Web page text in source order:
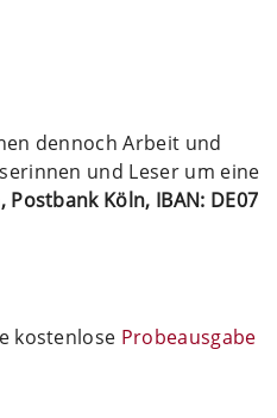
dennoch Arbeit und
und Leser um eine
Köln, IBAN: DE07
kostenlose Probeausgabe